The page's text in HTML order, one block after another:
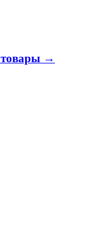
товары →